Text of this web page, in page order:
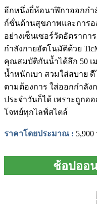
อีกหนึ่งยี่ห้อนาฬิกาออกก
ก์ชั่นด้านสุขภาพและการ
อย่างเซ็นเซอร์วัดอัตรากา
กำลังกายอัตโนมัติด้วย
คุณสมบัติกันน้ำได้ลึก 50 เ
น้ำหนักเบา สวมใส่สบาย
ตามต้องการ ใส่ออกกำลั
ประจำวันก็ได้ เพราะถูกอ
โจทย์ทุกไลฟ์สไตล์
ราคาโดยประมาณ :
ช้อปออ